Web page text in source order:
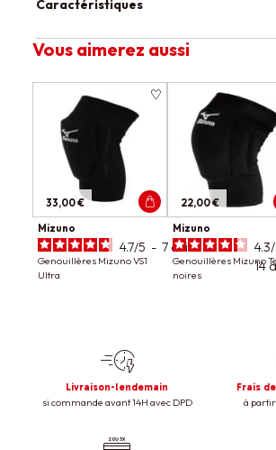
Caractéristiques
Vous aimerez aussi
33,00 €
Mizuno
4.7/5 - 7 avis
Genouillères Mizuno VS1
Ultra
22,00 €
Mizuno
4.3/
14
Genouillères Mizuno
noires
Livraison-lendemain
si commande avant 14H avec DPD
Frais
à